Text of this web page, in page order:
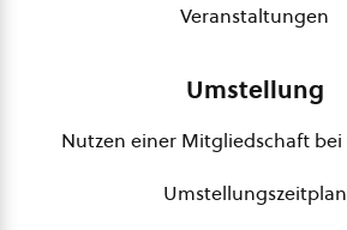
Veranstaltungen
Umstellung
Nutzen einer Mitgliedschaft bei
Umstellungszeitplan